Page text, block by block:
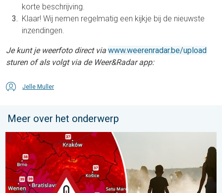
korte beschrijving.
Klaar! Wij nemen regelmatig een kijkje bij de nieuwste
inzendingen.
Je kunt je weerfoto direct via www.weerenradar.be/upload
sturen of als volgt via de Weer&Radar app:
Jelle Muller
Meer over het onderwerp
Extreme hitte in Oost-Europa. Tot ruim 40 graden. . . dinsdag